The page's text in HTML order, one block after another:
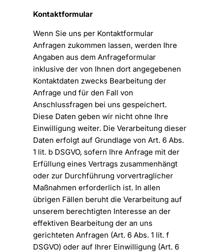
Kontaktformular
Wenn Sie uns per Kontaktformular
Anfragen zukommen lassen, werden Ihre
Angaben aus dem Anfrageformular
inklusive der von Ihnen dort angegebenen
Kontaktdaten zwecks Bearbeitung der
Anfrage und für den Fall von
Anschlussfragen bei uns gespeichert.
Diese Daten geben wir nicht ohne Ihre
Einwilligung weiter. Die Verarbeitung dieser
Daten erfolgt auf Grundlage von Art. 6 Abs.
1 lit. b DSGVO, sofern Ihre Anfrage mit der
Erfüllung eines Vertrags zusammenhängt
oder zur Durchführung vorvertraglicher
Maßnahmen erforderlich ist. In allen
übrigen Fällen beruht die Verarbeitung auf
unserem berechtigten Interesse an der
effektiven Bearbeitung der an uns
gerichteten Anfragen (Art. 6 Abs. 1 lit. f
DSGVO) oder auf Ihrer Einwilligung (Art. 6